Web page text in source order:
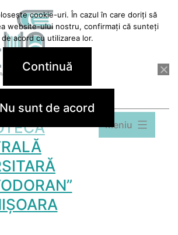
Meniu
cookie-uri. În cazul în care doriți să
website-ului nostru, confirmați că sunteți
de acord cu utilizarea lor.
Continuă
Nu sunt de acord